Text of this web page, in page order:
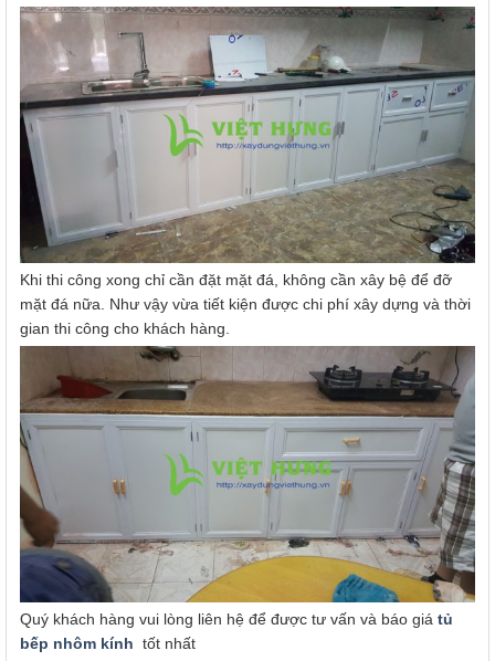
Khi thi công xong chỉ cần đặt mặt đá, không cần xây bệ để đỡ
mặt đá nữa. Như vậy vừa tiết kiện được chi phí xây dựng và thời
gian thi công cho khách hàng.
Quý khách hàng vui lòng liên hệ để được tư vấn và báo giá tủ
bếp nhôm kính tốt nhất